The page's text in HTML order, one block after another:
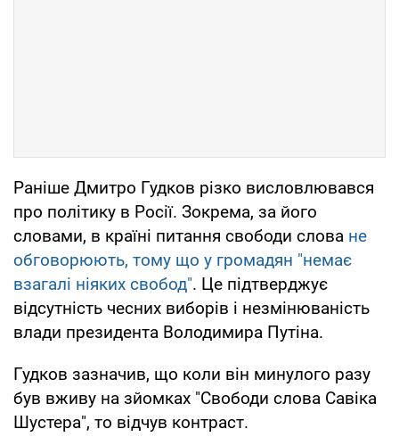
Раніше Дмитро Гудков різко висловлювався
про політику в Росії. Зокрема, за його
словами, в країні питання свободи слова не
обговорюють, тому що у громадян "немає
взагалі ніяких свобод". Це підтверджує
відсутність чесних виборів і незмінюваність
влади президента Володимира Путіна.
Гудков зазначив, що коли він минулого разу
був вживу на зйомках "Свободи слова Савіка
Шустера", то відчув контраст.